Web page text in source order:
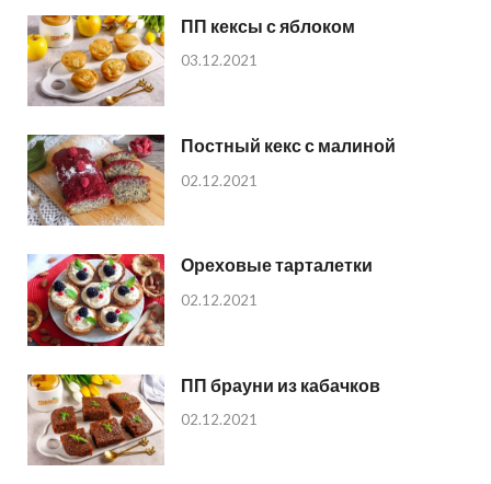
ПП кексы с яблоком
03.12.2021
Постный кекс с малиной
02.12.2021
Ореховые тарталетки
02.12.2021
ПП брауни из кабачков
02.12.2021